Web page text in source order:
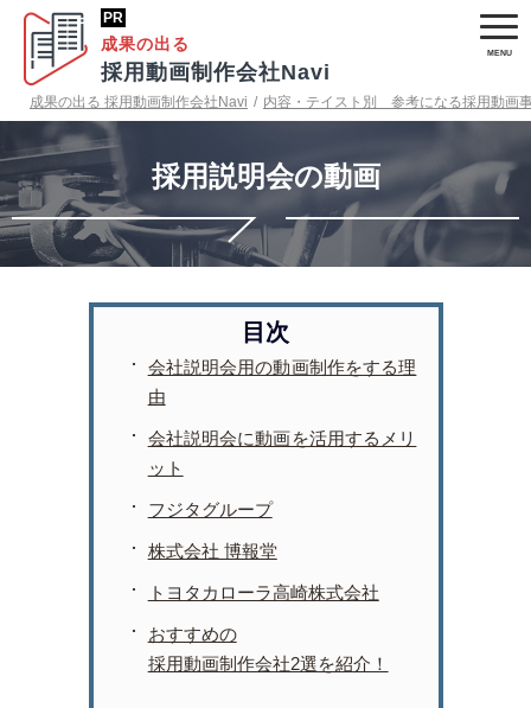
成果の出る
採用動画制作会社Navi
成果の出る 採用動画制作会社Navi / 内容・テイスト別 参考になる採用動画
採用説明会の動画
会社説明会用の動画制作をする理
由
会社説明会に動画を活用するメリ
ット
フジタグループ
株式会社 博報堂
トヨタカローラ高崎株式会社
おすすめの
採用動画制作会社2選を紹介！